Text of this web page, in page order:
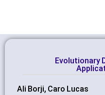
Evolutionary
Ali Borji, Caro Lucas